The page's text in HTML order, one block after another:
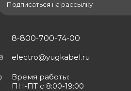
Подписаться на рассылку
8-800-700-74-00
electro@yugkabel.ru
Время работы:
ПН-ПТ с 8:00-19:00